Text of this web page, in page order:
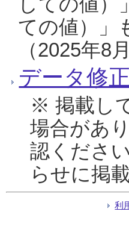
ての値）」
（2025年8
データ修
※ 掲載し
場合があ
認くださ
らせに掲
利